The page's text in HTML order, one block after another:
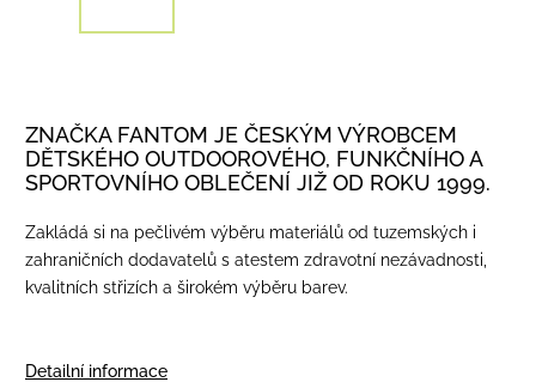
ZNAČKA FANTOM JE ČESKÝM VÝROBCEM
DĚTSKÉHO OUTDOOROVÉHO, FUNKČNÍHO A
SPORTOVNÍHO OBLEČENÍ JIŽ OD ROKU 1999.
Zakládá si na pečlivém výběru materiálů od tuzemských i
zahraničních dodavatelů s atestem zdravotní nezávadnosti,
kvalitních střizích a širokém výběru barev.
Detailní informace